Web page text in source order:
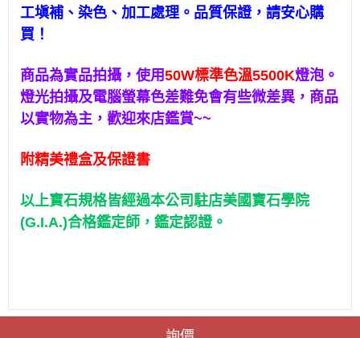
工塡補、染色、加工處理。 品質保證，請安心購
買！
商品為實品拍攝，使用50W標準色溫5500K燈泡。
燈光拍攝及電腦螢幕色差難免會有些微差異， 商品
以實物為主，歡迎來店鑑賞~~
附精美禮盒及保證書
以上寶石規格皆經過本公司駐店美國寶石學院
(G.I.A.)合格鑑定師， 鑑定認證。